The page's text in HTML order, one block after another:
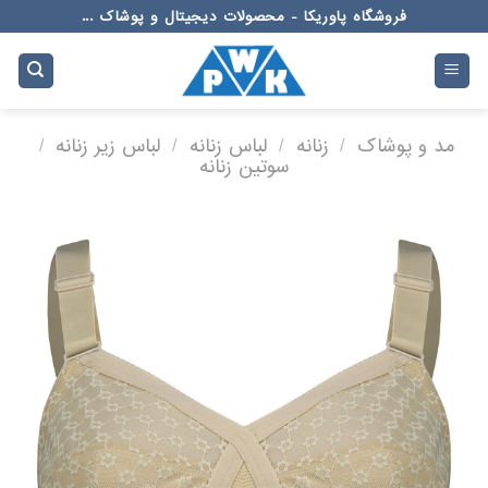
to
content
فروشگاه پاوریکا - محصولات دیجیتال و پوشاک ...
مد و پوشاک / زنانه / لباس زنانه / لباس زیر زنانه /
سوتین زنانه